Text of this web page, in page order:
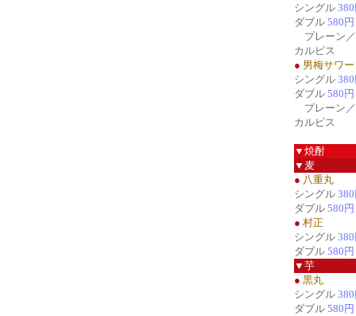
シングル
ダブル 580円
プレーン／
カルピス
● 男梅サワー
シングル
ダブル 580円
プレーン／
カルピス
▼焼酎
▼麦
● 八重丸
シングル
ダブル 580円
● 村正
シングル
ダブル 580円
▼芋
● 黒丸
シングル
ダブル 580円